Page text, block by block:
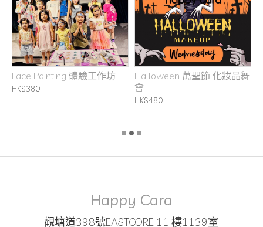
Face Painting 體驗工作坊
HK$380
Halloween 萬聖節 化妝品舞
會
HK$480
Happy Cara
觀塘道398號EASTCORE 11 樓1139室